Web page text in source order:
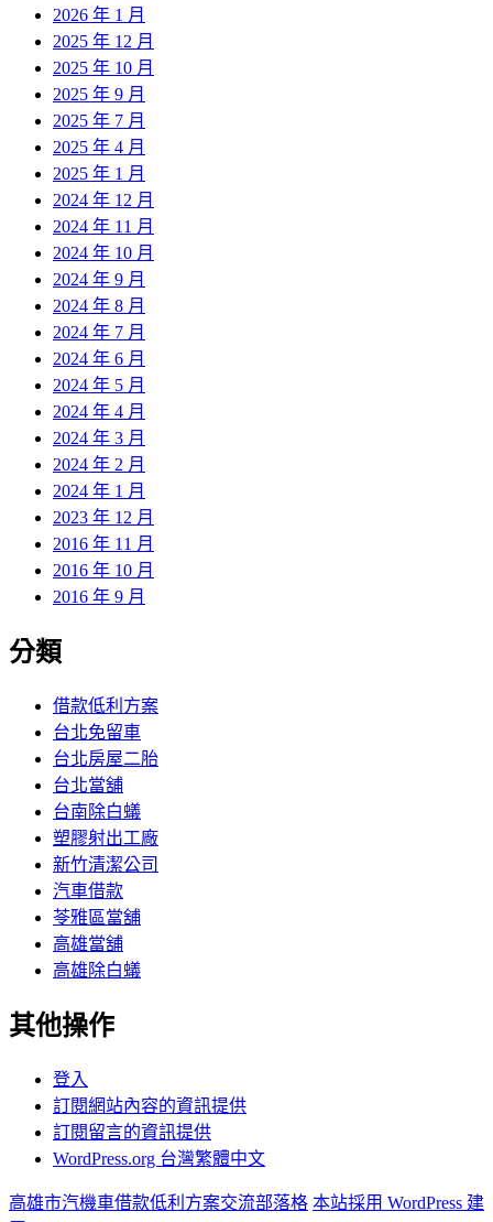
2026 年 1 月
2025 年 12 月
2025 年 10 月
2025 年 9 月
2025 年 7 月
2025 年 4 月
2025 年 1 月
2024 年 12 月
2024 年 11 月
2024 年 10 月
2024 年 9 月
2024 年 8 月
2024 年 7 月
2024 年 6 月
2024 年 5 月
2024 年 4 月
2024 年 3 月
2024 年 2 月
2024 年 1 月
2023 年 12 月
2016 年 11 月
2016 年 10 月
2016 年 9 月
分類
借款低利方案
台北免留車
台北房屋二胎
台北當舖
台南除白蟻
塑膠射出工廠
新竹清潔公司
汽車借款
苓雅區當舖
高雄當舖
高雄除白蟻
其他操作
登入
訂閱網站內容的資訊提供
訂閱留言的資訊提供
WordPress.org 台灣繁體中文
高雄市汽機車借款低利方案交流部落格 本站採用 WordPress 建